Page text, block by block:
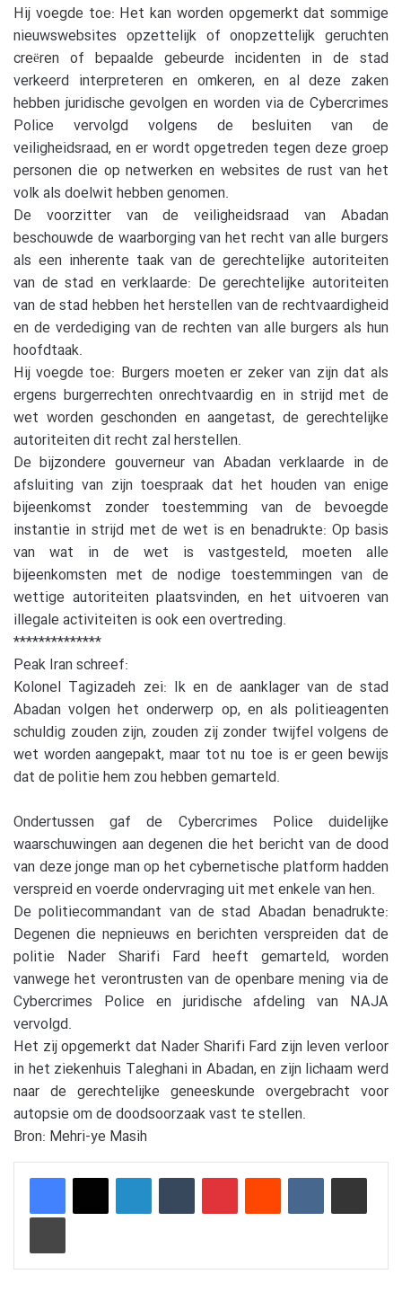
Hij voegde toe: Het kan worden opgemerkt dat sommige
nieuwswebsites opzettelijk of onopzettelijk geruchten
creëren of bepaalde gebeurde incidenten in de stad
verkeerd interpreteren en omkeren, en al deze zaken
hebben juridische gevolgen en worden via de Cybercrimes
Police vervolgd volgens de besluiten van de
veiligheidsraad, en er wordt opgetreden tegen deze groep
personen die op netwerken en websites de rust van het
volk als doelwit hebben genomen.
De voorzitter van de veiligheidsraad van Abadan
beschouwde de waarborging van het recht van alle burgers
als een inherente taak van de gerechtelijke autoriteiten
van de stad en verklaarde: De gerechtelijke autoriteiten
van de stad hebben het herstellen van de rechtvaardigheid
en de verdediging van de rechten van alle burgers als hun
hoofdtaak.
Hij voegde toe: Burgers moeten er zeker van zijn dat als
ergens burgerrechten onrechtvaardig en in strijd met de
wet worden geschonden en aangetast, de gerechtelijke
autoriteiten dit recht zal herstellen.
De bijzondere gouverneur van Abadan verklaarde in de
afsluiting van zijn toespraak dat het houden van enige
bijeenkomst zonder toestemming van de bevoegde
instantie in strijd met de wet is en benadrukte: Op basis
van wat in de wet is vastgesteld, moeten alle
bijeenkomsten met de nodige toestemmingen van de
wettige autoriteiten plaatsvinden, en het uitvoeren van
illegale activiteiten is ook een overtreding.
**************
Peak Iran schreef:
Kolonel Tagizadeh zei: Ik en de aanklager van de stad
Abadan volgen het onderwerp op, en als politieagenten
schuldig zouden zijn, zouden zij zonder twijfel volgens de
wet worden aangepakt, maar tot nu toe is er geen bewijs
dat de politie hem zou hebben gemarteld.
Ondertussen gaf de Cybercrimes Police duidelijke
waarschuwingen aan degenen die het bericht van de dood
van deze jonge man op het cybernetische platform hadden
verspreid en voerde ondervraging uit met enkele van hen.
De politiecommandant van de stad Abadan benadrukte:
Degenen die nepnieuws en berichten verspreiden dat de
politie Nader Sharifi Fard heeft gemarteld, worden
vanwege het verontrusten van de openbare mening via de
Cybercrimes Police en juridische afdeling van NAJA
vervolgd.
Het zij opgemerkt dat Nader Sharifi Fard zijn leven verloor
in het ziekenhuis Taleghani in Abadan, en zijn lichaam werd
naar de gerechtelijke geneeskunde overgebracht voor
autopsie om de doodsoorzaak vast te stellen.
Bron: Mehri-ye Masih